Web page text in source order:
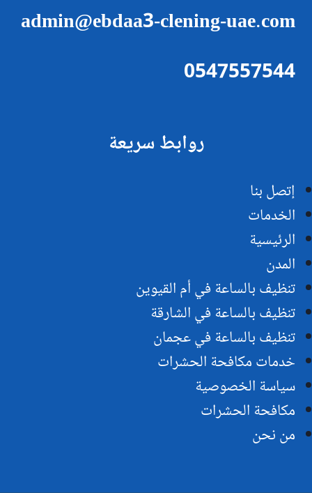
admin@ebdaa3-clening-uae.com
0547557544
روابط سريعة
إتصل بنا
الخدمات
الرئيسية
المدن
تنظيف بالساعة في أم القيوين
تنظيف بالساعة في الشارقة
تنظيف بالساعة في عجمان
خدمات مكافحة الحشرات
سياسة الخصوصية
مكافحة الحشرات
من نحن